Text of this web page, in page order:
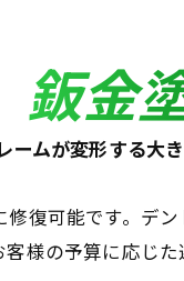
鈑金
ームが変形する大
復可能です。デ
様の予算に応じ